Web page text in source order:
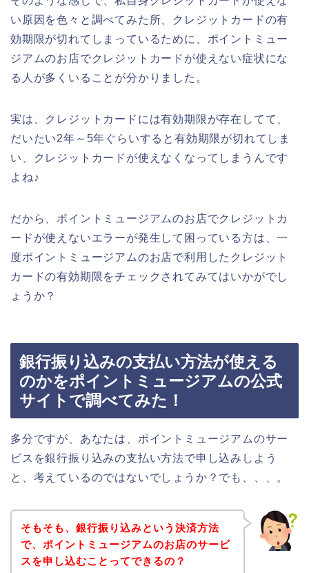
い原因を色々と調べてみた所、クレジットカードの有
効期限が切れてしまっているために、ポイントミュー
ジアムのお店でクレジットカードが使えない症状にな
る人が多くいることが分かりました。
実は、クレジットカードには有効期限が存在してて、
だいたい2年～5年ぐらいすると有効期限が切れてしま
い、クレジットカードが使えなくなってしまうんです
よね♪
だから、ポイントミュージアムのお店でクレジットカ
ードが使えないエラーが発生して困っている方は、一
度ポイントミュージアムのお店で利用したクレジット
カードの有効期限をチェックされてみてはいかがでし
ょうか？
銀行振り込みの支払い方法が使える
のかをポイントミュージアムの公式
サイトで調べてみた！
多分ですが、あなたは、ポイントミュージアムのサー
ビスを銀行振り込みの支払い方法で申し込みしよう
と、考えているのではないでしょうか？でも、、、。
そもそも、銀行振り込みという決済方法
で、ポイントミュージアムのお店のサービ
スを申し込むことってできるの？